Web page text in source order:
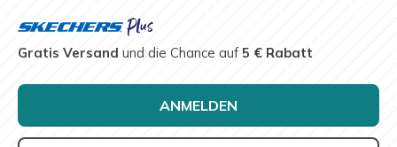
Gratis Versand und die Chance auf5 € Rabatt
ANMELDEN